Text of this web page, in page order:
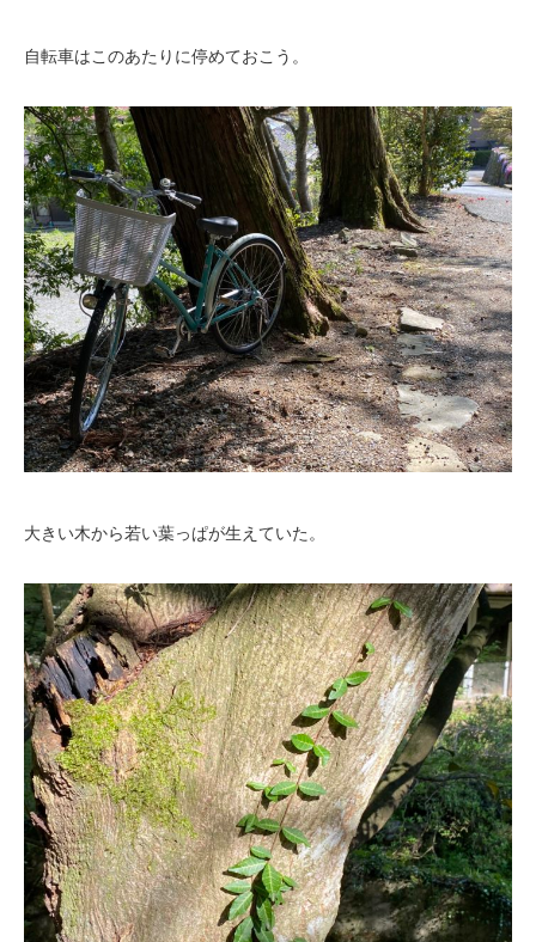
自転車はこのあたりに停めておこう。
大きい木から若い葉っぱが生えていた。